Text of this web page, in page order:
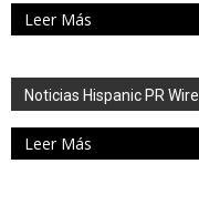
Leer Más
Noticias Hispanic PR Wire
Leer Más